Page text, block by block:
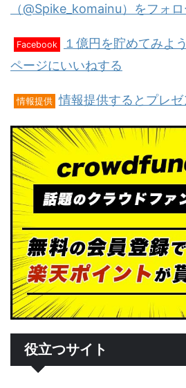
（@Spike_komainu）をフォ
Facebook
１億円を貯めてみよ
ページにいいねする
情報提供 情報提供するとプレゼ
役立つサイト